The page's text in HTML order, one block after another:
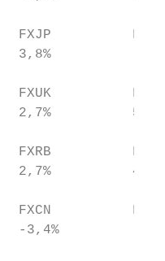
FXJP
3,8%
FXUK
2,7%
FXRB
2,7%
FXCN
-3,4%